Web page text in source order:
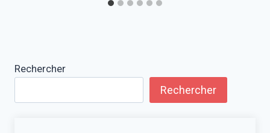
Rechercher
Rechercher